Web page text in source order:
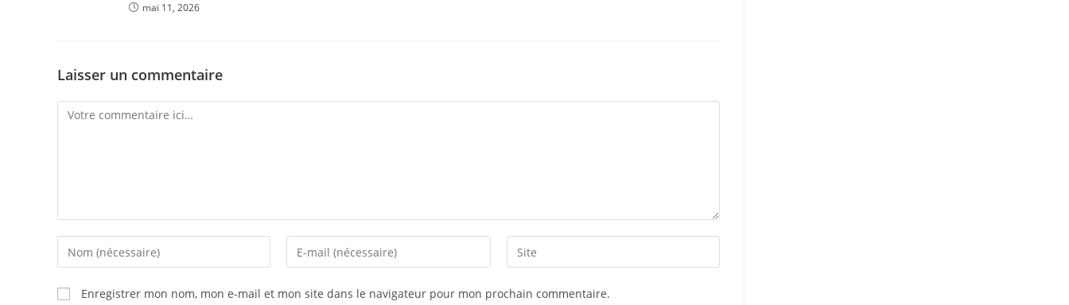
mai 11, 2026
Laisser un commentaire
Enregistrer mon nom, mon e-mail et mon site dans le navigateur pour mon prochain commentaire.